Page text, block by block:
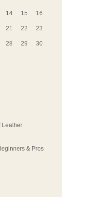
14 15 16
21 22 23
28 29 30
Leather
& Pros